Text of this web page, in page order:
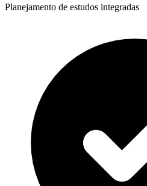
Planejamento de estudos integradas